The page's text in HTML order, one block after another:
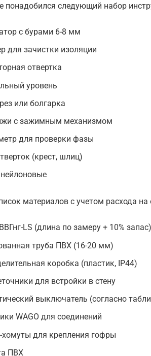
понадобился следующий набор
с бурами 6-8 мм
для зачистки изоляции
отвертка
уровень
или болгарка
с зажимным механизмом
для проверки фазы
(крест, шлиц)
материалов с учетом расхода
LS (длина по замеру + 10% запас)
труба ПВХ (16-20 мм)
коробка (пластик, IP44)
для встройки в стену
выключатель (согласно
WAGO для соединений
для крепления гофры
ПВХ